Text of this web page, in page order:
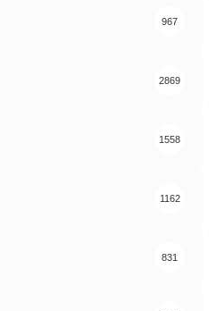
967
2869
1558
1162
831